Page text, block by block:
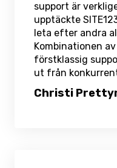
support är
upptäckte
leta efter andra
Kombinationen
förstklassig
ut från
Christi